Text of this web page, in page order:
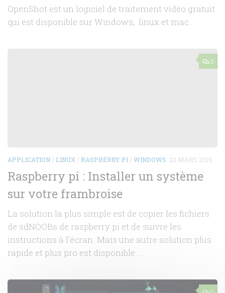
OpenShot est un logiciel de traitement vidéo gratuit
qui est disponible sur Windows, linux et mac…
0
APPLICATION / LINUX / RASPBERRY PI / WINDOWS 22 MARS 2016
Raspberry pi : Installer un système
sur votre frambroise
La solution la plus simple est de copier les fichiers
de sdNOOBs de raspberry pi et de suivre les
instructions à l’écran. Mais une autre solution plus
rapide et plus pro est disponible …